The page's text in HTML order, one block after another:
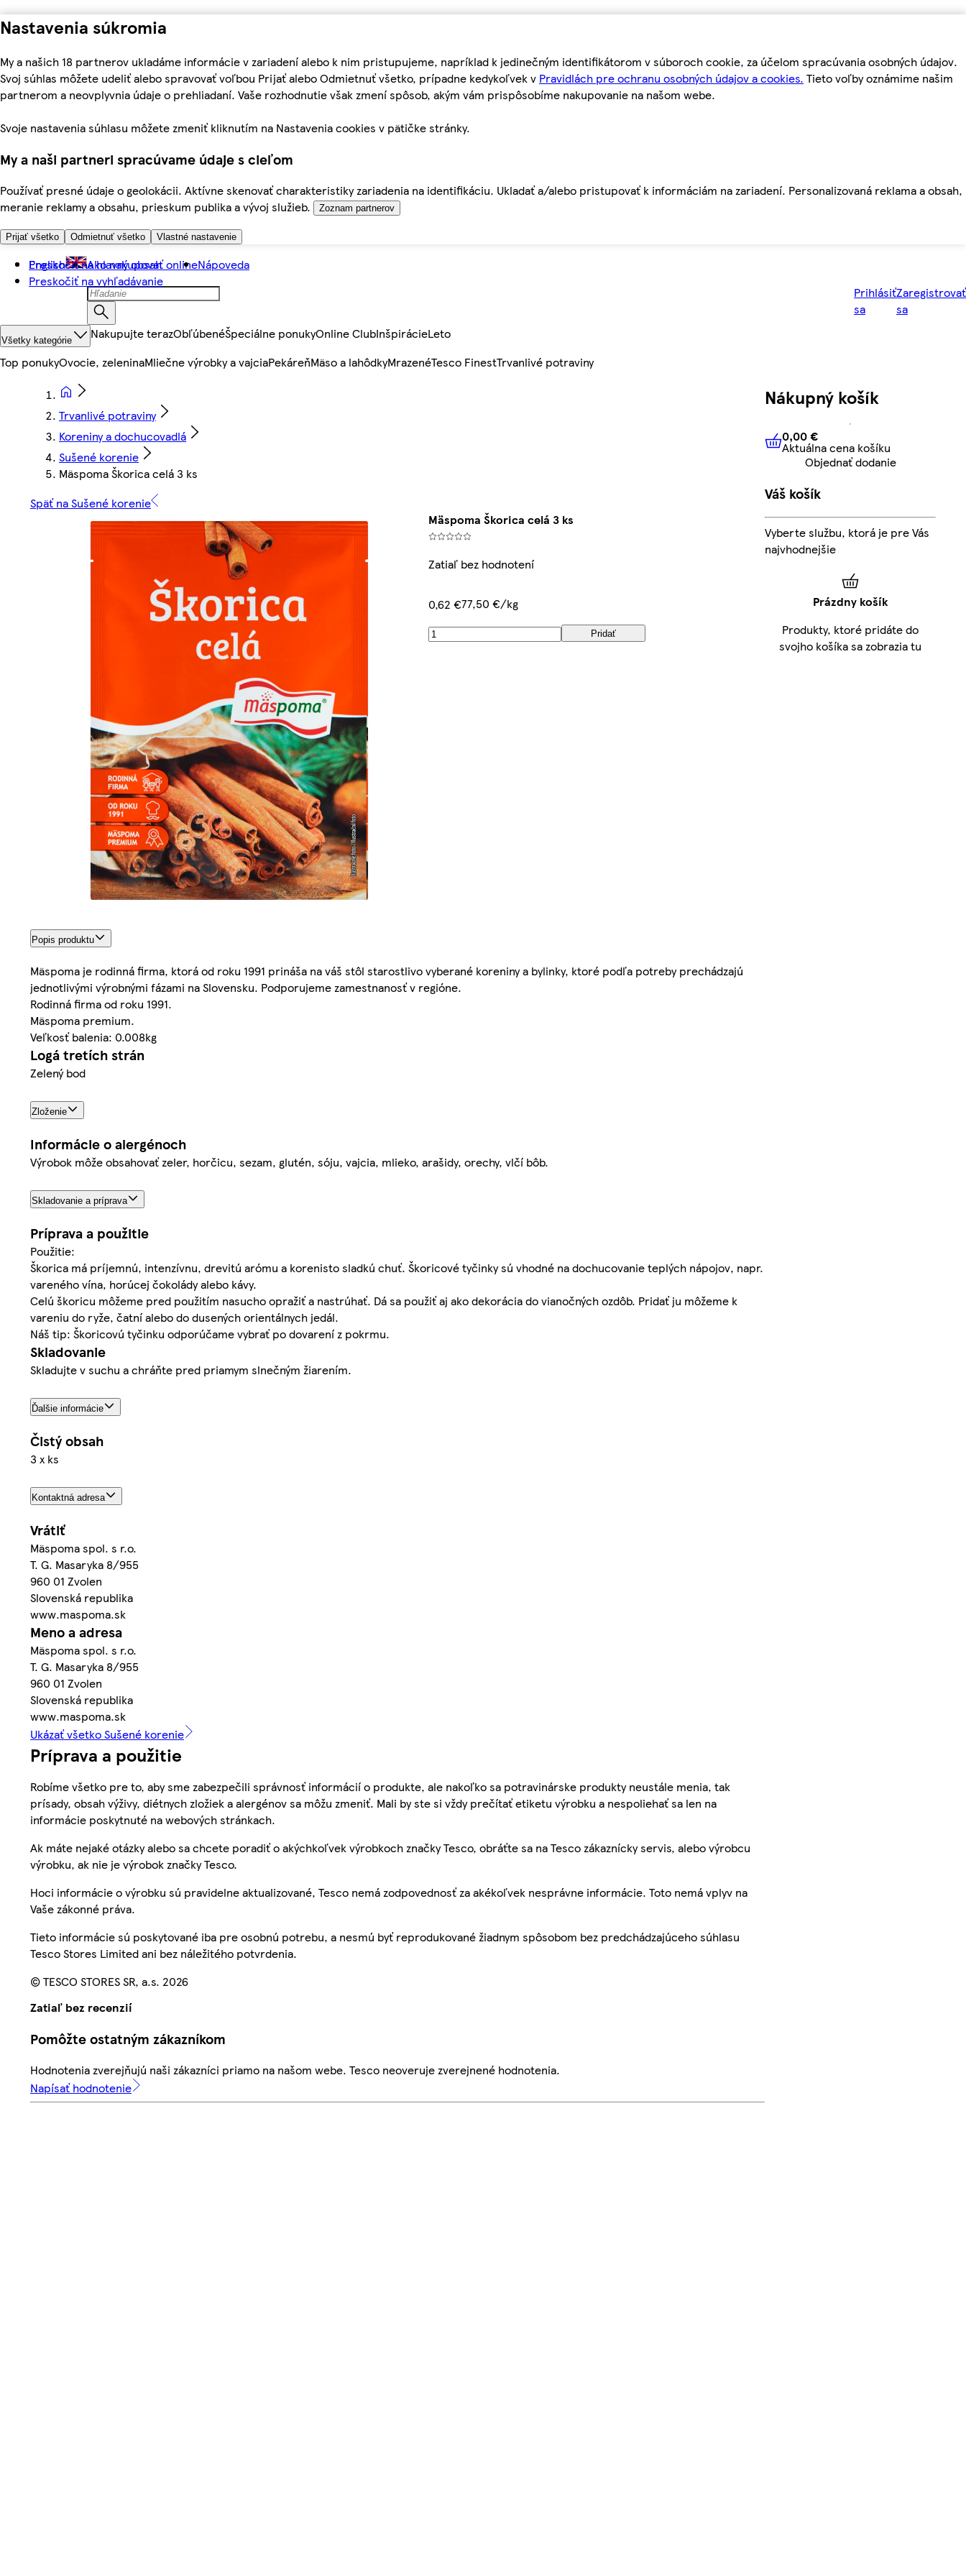
Nastavenia súkromia
My a našich 18 partnerov ukladáme informácie v zariadení alebo k nim pristupujeme, napríklad k jedinečným identifikátorom v súboroch cookie, za účelom spracúvania osobných údajov.
Svoj súhlas môžete udeliť alebo spravovať voľbou Prijať alebo Odmietnuť všetko, prípadne kedykoľvek v Pravidlách pre ochranu osobných údajov a cookies. Tieto voľby oznámime našim
partnerom a neovplyvnia údaje o prehliadaní. Vaše rozhodnutie však zmení spôsob, akým vám prispôsobíme nakupovanie na našom webe.
Svoje nastavenia súhlasu môžete zmeniť kliknutím na Nastavenia cookies v pätičke stránky.
My a naši partneri spracúvame údaje s cieľom
Používať presné údaje o geolokácii. Aktívne skenovať charakteristiky zariadenia na identifikáciu. Ukladať a/alebo pristupovať k informáciám na zariadení. Personalizovaná reklama a obsah,
meranie reklamy a obsahu, prieskum publika a vývoj služieb.
Zoznam partnerov
Prijať všetko Odmietnuť všetko Vlastné nastavenie
Preskočiť na hlavný obsah
Preskočiť na vyhľadávanie
English Ako nakupovať onlineNápoveda
Prihlásiť
sa
Zaregistrovať
sa
Všetky kategórie Nakupujte terazObľúbenéŠpeciálne ponukyOnline ClubInšpirácieLeto
Top ponukyOvocie, zeleninaMliečne výrobky a vajciaPekáreňMäso a lahôdkyMrazenéTesco FinestTrvanlivé potraviny
Trvanlivé potraviny
Koreniny a dochucovadlá
Sušené korenie
Mäspoma Škorica celá 3 ks
Späť na Sušené korenie
Mäspoma Škorica celá 3 ks
Zatiaľ bez hodnotení
0,62 €77,50 €/kg
Pridať
Popis produktu
Mäspoma je rodinná firma, ktorá od roku 1991 prináša na váš stôl starostlivo vyberané koreniny a bylinky, ktoré podľa potreby prechádzajú
jednotlivými výrobnými fázami na Slovensku. Podporujeme zamestnanosť v regióne.
Rodinná firma od roku 1991.
Mäspoma premium.
Veľkosť balenia: 0.008kg
Logá tretích strán
Zelený bod
Zloženie
Informácie o alergénoch
Výrobok môže obsahovať zeler, horčicu, sezam, glutén, sóju, vajcia, mlieko, arašidy, orechy, vlčí bôb.
Skladovanie a príprava
Príprava a použitie
Použitie:
Škorica má príjemnú, intenzívnu, drevitú arómu a korenisto sladkú chuť. Škoricové tyčinky sú vhodné na dochucovanie teplých nápojov, napr.
vareného vína, horúcej čokolády alebo kávy.
Celú škoricu môžeme pred použitím nasucho opražiť a nastrúhať. Dá sa použiť aj ako dekorácia do vianočných ozdôb. Pridať ju môžeme k
vareniu do ryže, čatní alebo do dusených orientálnych jedál.
Náš tip: Škoricovú tyčinku odporúčame vybrať po dovarení z pokrmu.
Skladovanie
Skladujte v suchu a chráňte pred priamym slnečným žiarením.
Ďalšie informácie
Čistý obsah
3 x ks
Kontaktná adresa
Vrátiť
Mäspoma spol. s r.o.
T. G. Masaryka 8/955
960 01 Zvolen
Slovenská republika
www.maspoma.sk
Meno a adresa
Mäspoma spol. s r.o.
T. G. Masaryka 8/955
960 01 Zvolen
Slovenská republika
www.maspoma.sk
Ukázať všetko Sušené korenie
Príprava a použitie
Robíme všetko pre to, aby sme zabezpečili správnosť informácií o produkte, ale nakoľko sa potravinárske produkty neustále menia, tak
prísady, obsah výživy, diétnych zložiek a alergénov sa môžu zmeniť. Mali by ste si vždy prečítať etiketu výrobku a nespoliehať sa len na
informácie poskytnuté na webových stránkach.
Ak máte nejaké otázky alebo sa chcete poradiť o akýchkoľvek výrobkoch značky Tesco, obráťte sa na Tesco zákaznícky servis, alebo výrobcu
výrobku, ak nie je výrobok značky Tesco.
Hoci informácie o výrobku sú pravidelne aktualizované, Tesco nemá zodpovednosť za akékoľvek nesprávne informácie. Toto nemá vplyv na
Vaše zákonné práva.
Tieto informácie sú poskytované iba pre osobnú potrebu, a nesmú byť reprodukované žiadnym spôsobom bez predchádzajúceho súhlasu
Tesco Stores Limited ani bez náležitého potvrdenia.
© TESCO STORES SR, a.s. 2026
Zatiaľ bez recenzií
Pomôžte ostatným zákazníkom
Hodnotenia zverejňujú naši zákazníci priamo na našom webe. Tesco neoveruje zverejnené hodnotenia.
Napísať hodnotenie
Nákupný košík
0,00 € Aktuálna cena košíku
0,00 €
Aktuálna cena košíku
Objednať dodanie
Váš košík
Vyberte službu, ktorá je pre Vás
najvhodnejšie
Prázdny košík
Produkty, ktoré pridáte do
svojho košíka sa zobrazia tu